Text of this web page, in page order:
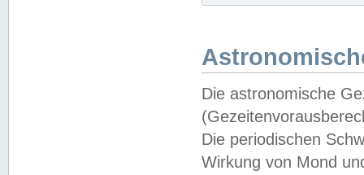
Die astronomische
Die periodischen
Wirkung von Mond